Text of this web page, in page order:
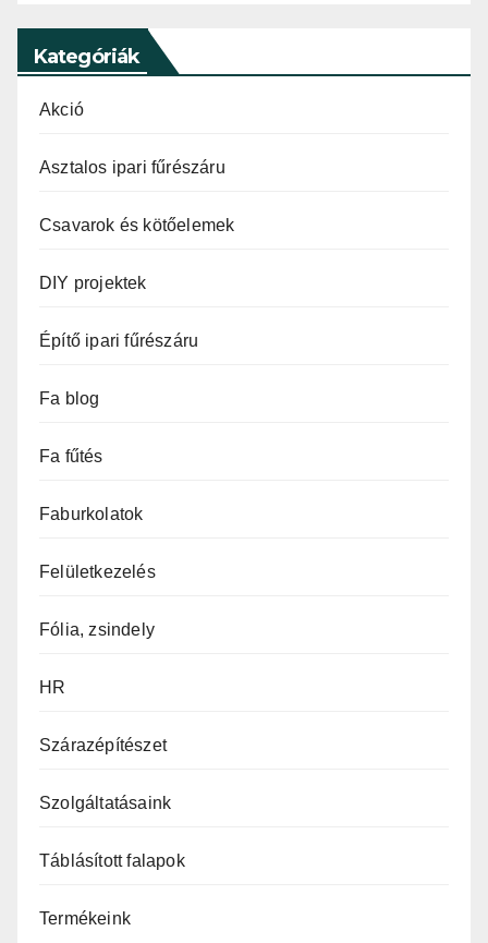
Kategóriák
Akció
Asztalos ipari fűrészáru
Csavarok és kötőelemek
DIY projektek
Építő ipari fűrészáru
Fa blog
Fa fűtés
Faburkolatok
Felületkezelés
Fólia, zsindely
HR
Szárazépítészet
Szolgáltatásaink
Táblásított falapok
Termékeink